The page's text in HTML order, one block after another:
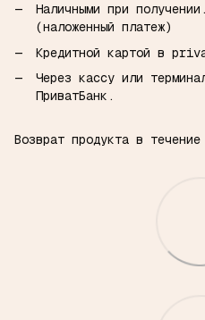
Наличными при
(наложенный платеж)
Кредитной картой в
Через кассу или
ПриватБанк.
Возврат продукта в